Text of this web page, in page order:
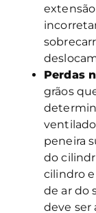
Perdas
grãos
peneira
do
cilindro e
de ar do
deve ser